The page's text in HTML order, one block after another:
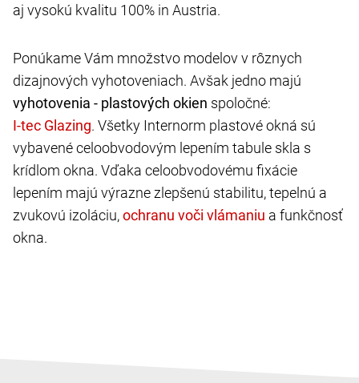
aj vysokú kvalitu 100% in Austria.
Ponúkame Vám množstvo modelov v rôznych
dizajnových vyhotoveniach. Avšak jedno majú
vyhotovenia - plastových okien spoločné:
. Všetky Internorm plastové okná sú
vybavené celoobvodovým lepením tabule skla s
krídlom okna. Vďaka celoobvodovému fixácie
lepením majú výrazne zlepšenú stabilitu, tepelnú a
zvukovú izoláciu,
a funkčnosť
okna.